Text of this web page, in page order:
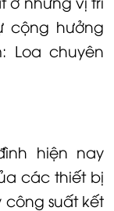
cộng hưởng
Loa chuyên
hiện nay
các thiết bị
suất kết